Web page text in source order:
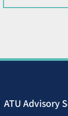
ATU Advisory